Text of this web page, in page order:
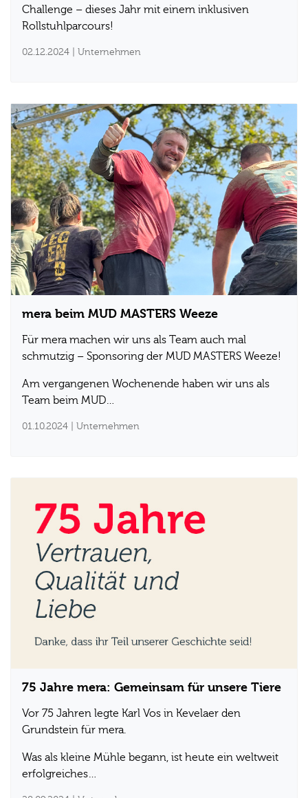
Challenge – dieses Jahr mit einem inklusiven
Rollstuhlparcours!
02.12.2024 | Unternehmen
mera beim MUD MASTERS Weeze
Für mera machen wir uns als Team auch mal
schmutzig – Sponsoring der MUD MASTERS Weeze!
Am vergangenen Wochenende haben wir uns als
Team beim MUD…
01.10.2024 | Unternehmen
75 Jahre mera: Gemeinsam für unsere Tiere
Vor 75 Jahren legte Karl Vos in Kevelaer den
Grundstein für mera.
Was als kleine Mühle begann, ist heute ein weltweit
erfolgreiches…